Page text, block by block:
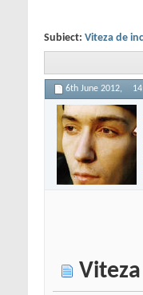
Subiect: Viteza de
6th June 2012,